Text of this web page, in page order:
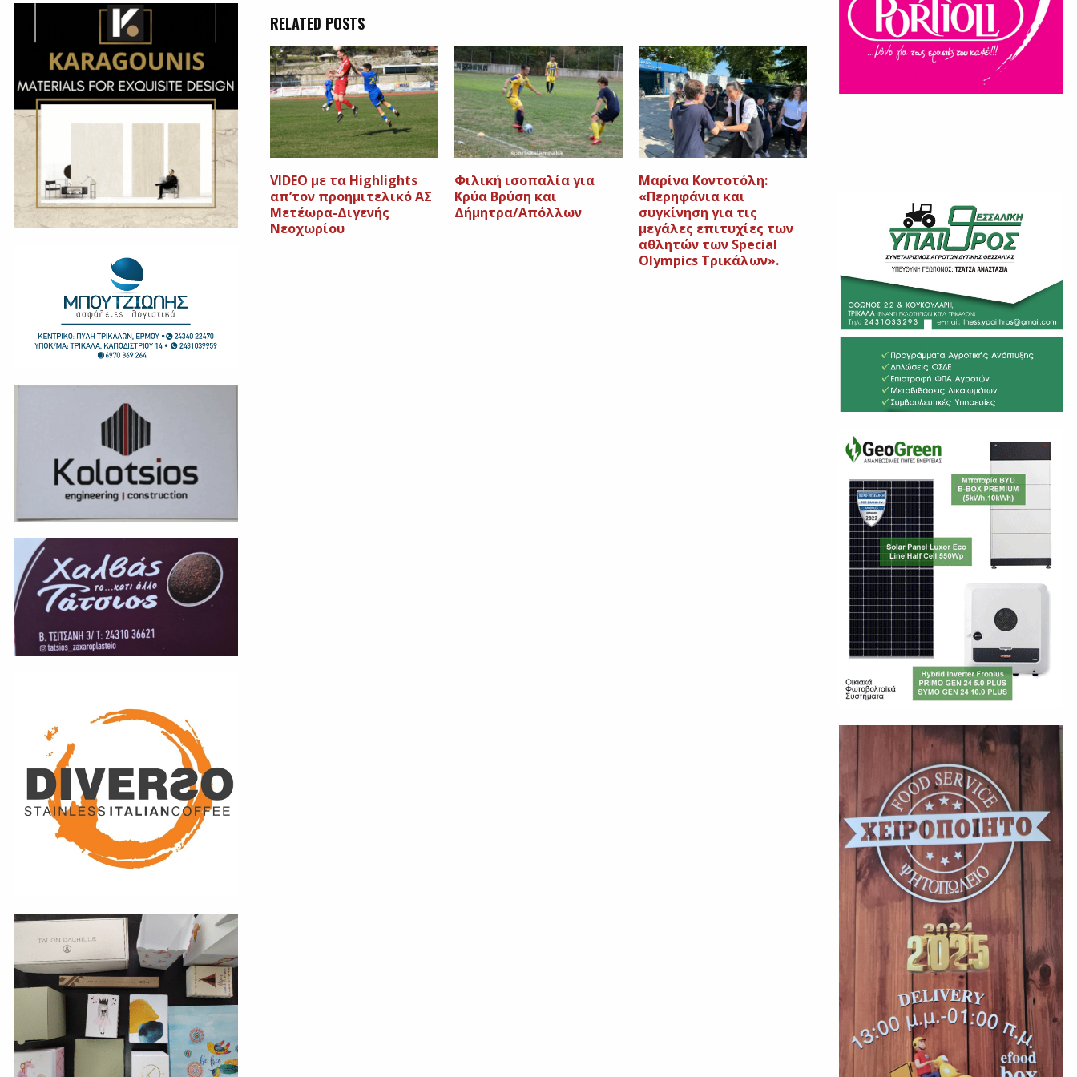
RELATED POSTS
VIDEO με τα Highlights
απ’τον προημιτελικό ΑΣ
Μετέωρα-Διγενής
Νεοχωρίου
Φιλική ισοπαλία για
Κρύα Βρύση και
Δήμητρα/Απόλλων
Μαρίνα Κοντοτόλη:
«Περηφάνια και
συγκίνηση για τις
μεγάλες επιτυχίες των
αθλητών των Special
Olympics Τρικάλων».